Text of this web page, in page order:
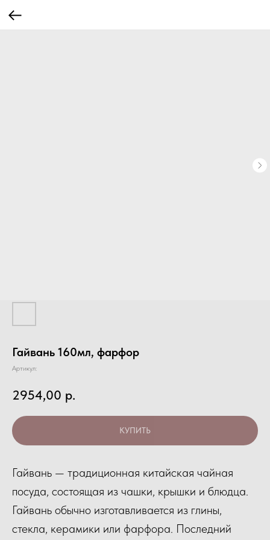
Гайвань 160мл, фарфор
Артикул:
2954,00 р.
КУПИТЬ
Гайвань — традиционная китайская чайная
посуда, состоящая из чашки, крышки и блюдца.
Гайвань обычно изготавливается из глины,
стекла, керамики или фарфора. Последний